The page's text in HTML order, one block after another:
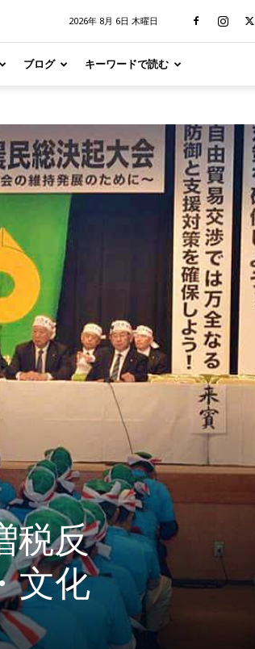
2026年 8月 6日 木曜日
ブログ キーワードで読む
税反
文化